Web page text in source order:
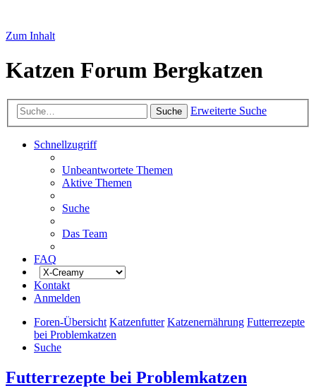
Zum Inhalt
Katzen Forum Bergkatzen
Suche Erweiterte Suche
Schnellzugriff
Unbeantwortete Themen
Aktive Themen
Suche
Das Team
FAQ
Kontakt
Anmelden
Foren-Übersicht Katzenfutter Katzenernährung Futterrezepte
bei Problemkatzen
Suche
Futterrezepte bei Problemkatzen